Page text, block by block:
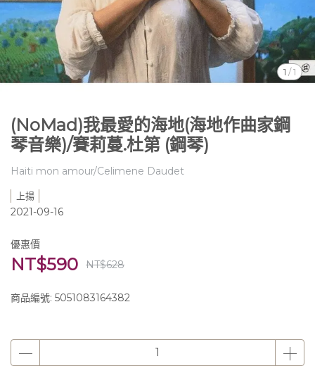
1 /1
(NoMad)我最愛的海地(海地作曲家鋼
琴音樂)/賽莉蔓.杜第 (鋼琴)
Haiti mon amour/Celimene Daudet
上揚
2021-09-16
優惠價
NT$590 NT$628
商品編號: 5051083164382